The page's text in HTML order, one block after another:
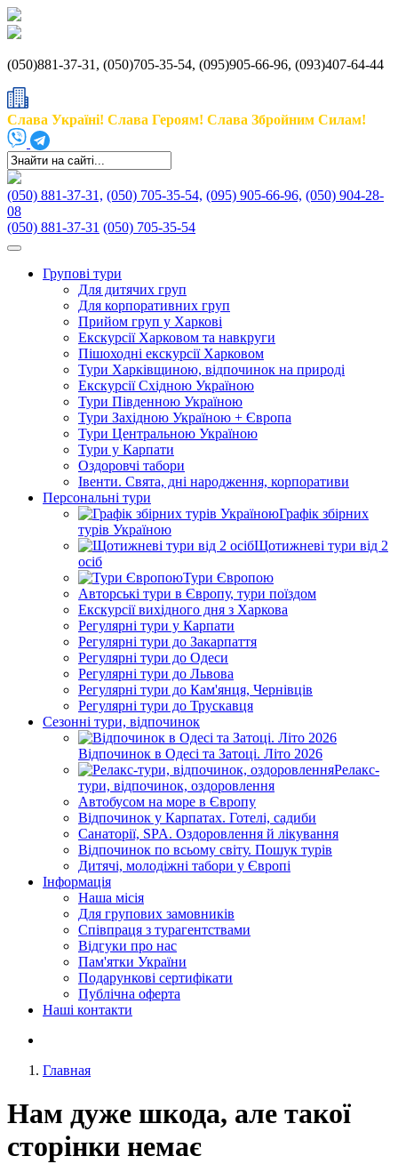
(050)881-37-31, (050)705-35-54, (095)905-66-96, (093)407-64-44
Слава Україні! Слава Героям! Слава Збройним Силам!
(050) 881-37-31, (050) 705-35-54, (095) 905-66-96, (050) 904-28-
08
(050) 881-37-31 (050) 705-35-54
Групові тури
Для дитячих груп
Для корпоративних груп
Прийом груп у Харкові
Екскурсії Харковом та навкруги
Пішоходні екскурсії Харковом
Тури Харківщиною, відпочинок на природі
Екскурсії Східною Україною
Тури Південною Україною
Тури Західною Україною + Європа
Тури Центральною Україною
Тури у Карпати
Оздоровчі табори
Івенти. Свята, дні народження, корпоративи
Персональні тури
Графік збірних
турів Україною
Щотижневі тури від 2
осіб
Тури Європою
Авторські тури в Європу, тури поїздом
Екскурсії вихідного дня з Харкова
Регулярні тури у Карпати
Регулярні тури до Закарпаття
Регулярні тури до Одеси
Регулярні тури до Львова
Регулярні тури до Кам'янця, Чернівців
Регулярні тури до Трускавця
Сезонні тури, відпочинок
Відпочинок в Одесі та Затоці. Літо 2026
Релакс-
тури, відпочинок, оздоровлення
Автобусом на море в Європу
Відпочинок у Карпатах. Готелі, садиби
Санаторії, SPA. Оздоровлення й лікування
Відпочинок по всьому світу. Пошук турів
Дитячі, молодіжні табори у Європі
Інформація
Наша місія
Для групових замовників
Співпраця з турагентствами
Відгуки про нас
Пам'ятки України
Подарункові сертифікати
Публічна оферта
Наші контакти
Главная
Нам дуже шкода, але такої
сторінки немає